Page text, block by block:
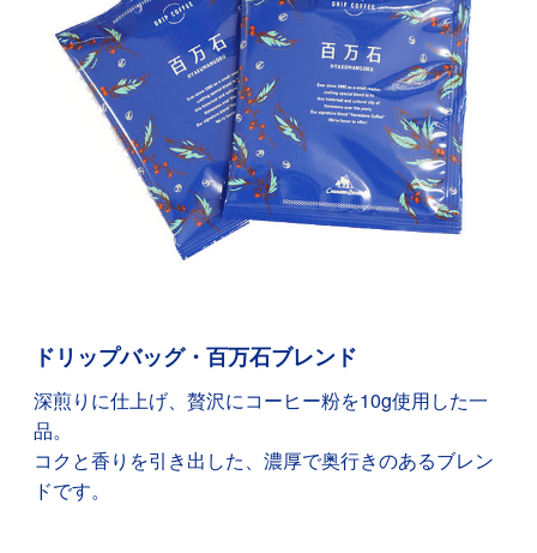
ドリップバッグ・百万石ブレンド
深煎りに仕上げ、贅沢にコーヒー粉を10g使用した一
品。
コクと香りを引き出した、濃厚で奥行きのあるブレン
ドです。